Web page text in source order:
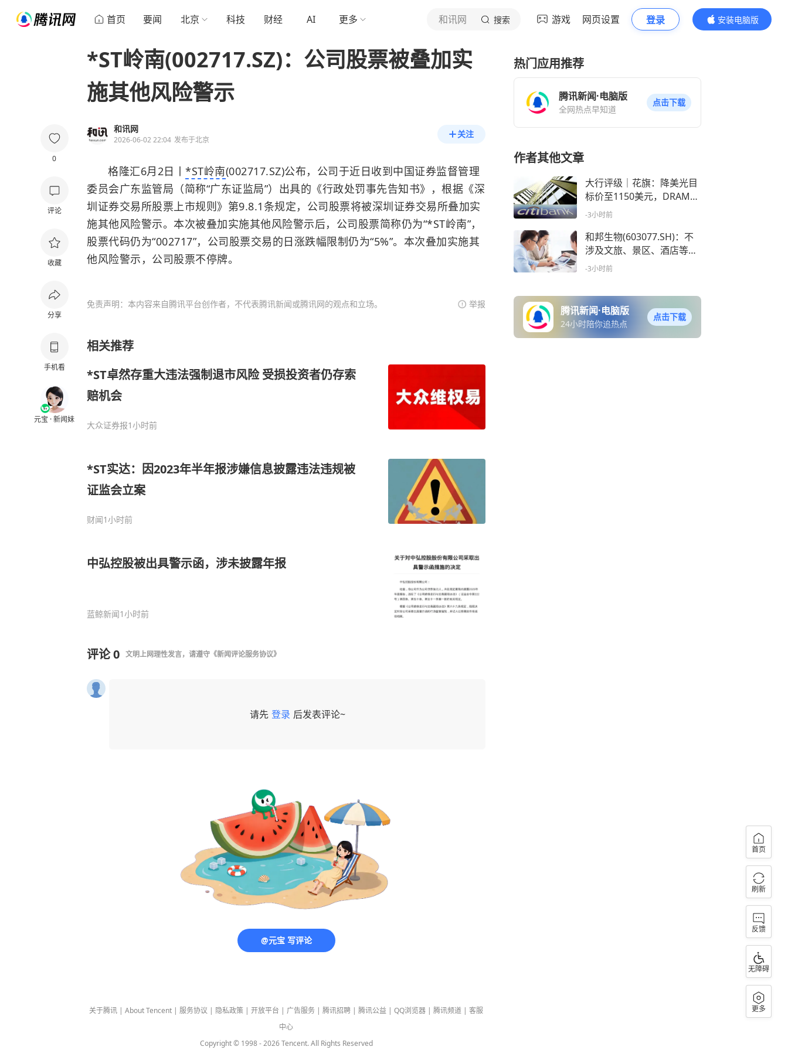
首页 要闻 北京 科技 财经 AI 更多 和讯网 搜索 游戏 网页设置 登录
安装电脑版
内容更精彩
0
评论
收藏
分享
手机看
元宝 · 新闻妹
*ST岭南(002717.SZ)：公司股票被叠加实
施其他风险警示
和讯网
2026-06-02 22:04 发布于北京
关注
格隆汇6月2日丨 *ST岭南(002717.SZ)公布，公司于近日收到中国证券监督管理
委员会广东监管局（简称“广东证监局”）出具的《行政处罚事先告知书》，根据《深
圳证券交易所股票上市规则》第9.8.1条规定，公司股票将被深圳证券交易所叠加实
施其他风险警示。本次被叠加实施其他风险警示后，公司股票简称仍为“*ST岭南”，
股票代码仍为“002717”，公司股票交易的日涨跌幅限制仍为“5%”。本次叠加实施其
他风险警示，公司股票不停牌。
免责声明：本内容来自腾讯平台创作者，不代表腾讯新闻或腾讯网的观点和立场。 举报
相关推荐
*ST卓然存重大违法强制退市风险 受损投资者仍存索
赔机会
大众证券报1小时前
*ST实达：因2023年半年报涉嫌信息披露违法违规被
证监会立案
财闻1小时前
中弘控股被出具警示函，涉未披露年报
蓝鲸新闻1小时前
评论0 文明上网理性发言，请遵守 《新闻评论服务协议》
请先 登录 后发表评论~
@元宝 写评论
关于腾讯 | About Tencent | 服务协议 | 隐私政策 | 开放平台 | 广告服务 | 腾讯招聘 | 腾讯公益 | QQ浏览器 | 腾讯频道 | 客服
中心
Copyright © 1998 -2026Tencent. All Rights Reserved
热门应用推荐
腾讯新闻·电脑版
全网热点早知道
点击下载
作者其他文章
大行评级｜花旗：降美光目
标价至1150美元，DRAM及
NAND价格或于明年第二季
-3小时前
和邦生物(603077.SH)：不
涉及文旅、景区、酒店等经
营领域
-3小时前
腾讯新闻·电脑版
24小时陪你追热点
点击下载
首页
刷新
反馈
无障碍
更多